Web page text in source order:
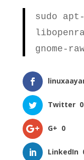
sudo
gnome-
Twitter 0
G+ 0
LinkedIn